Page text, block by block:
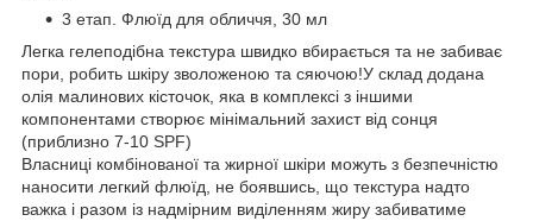
3 етап. Флюїд для обличчя, 30 мл
Легка гелеподібна текстура швидко вбирається та не забиває
пори, робить шкіру зволоженою та сяючою!У склад додана
олія малинових кісточок, яка в комплексі з іншими
компонентами створює мінімальний захист від сонця
(приблизно 7-10 SPF)
Власниці комбінованої та жирної шкіри можуть з безпечністю
наносити легкий флюїд, не боявшись, що текстура надто
важка і разом із надмірним виділенням жиру забиватиме